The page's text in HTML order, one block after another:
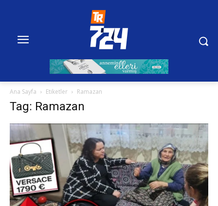
Ana Sayfa Etiketler Ramazan
Tag: Ramazan